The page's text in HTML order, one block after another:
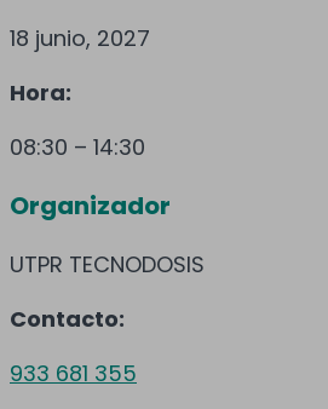
18 junio, 2027
Hora:
08:30 – 14:30
Organizador
UTPR TECNODOSIS
Contacto:
933 681 355